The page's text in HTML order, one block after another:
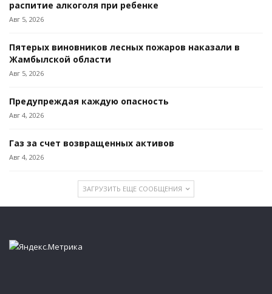
распитие алкоголя при ребенке
Авг 5, 2026
Пятерых виновников лесных пожаров наказали в
Жамбылской области
Авг 5, 2026
Предупреждая каждую опасность
Авг 4, 2026
Газ за счет возвращенных активов
Авг 4, 2026
ЗАГРУЗИТЬ ЕЩЕ СООБЩЕНИЯ